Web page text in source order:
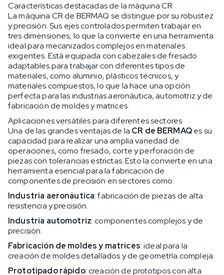
Características destacadas de la máquina CR
La máquina CR de BERMAQ se distingue por su robustez
y precisión. Sus ejes controlados permiten trabajar en
tres dimensiones, lo que la convierte en una herramienta
ideal para mecanizados complejos en materiales
exigentes. Está equipada con cabezales de fresado
adaptables para trabajar con diferentes tipos de
materiales, como aluminio, plásticos técnicos, y
materiales compuestos, lo que la hace una opción
perfecta para las industrias aeronáutica, automotriz y de
fabricación de moldes y matrices.
Aplicaciones versátiles para diferentes sectores
Una de las grandes ventajas de la CR de BERMAQes su
capacidad para realizar una amplia variedad de
operaciones, como fresado, corte y perforación de
piezas con tolerancias estrictas. Esto la convierte en una
herramienta esencial para la fabricación de
componentes de precisión en sectores como:
Industria aeronáutica: fabricación de piezas de alta
resistencia y precisión.
Industria automotriz: componentes complejos y de
precisión.
Fabricación de moldes y matrices: ideal para la
creación de moldes detallados y de geometría compleja.
Prototipado rápido: creación de prototipos con alta